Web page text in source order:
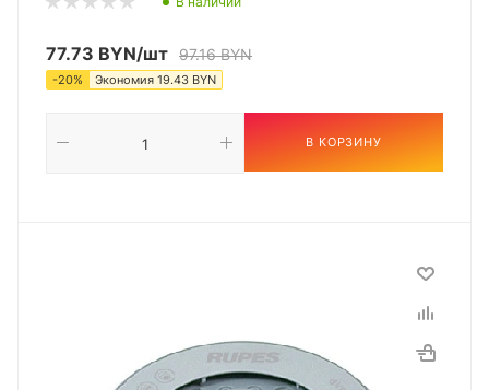
77.73 BYN/шт 97.16BYN
-20% Экономия 19.43 BYN
В КОРЗИНУ